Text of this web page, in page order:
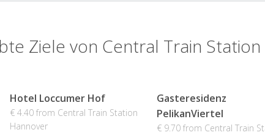
Ziele von Central Train
Hotel Loccumer Hof
€ 4.40 from Central Train Station
Hannover
Gasteresidenz
PelikanViertel
€ 9.70 from Central Train